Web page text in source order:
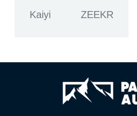
Kaiyi ZEEKR